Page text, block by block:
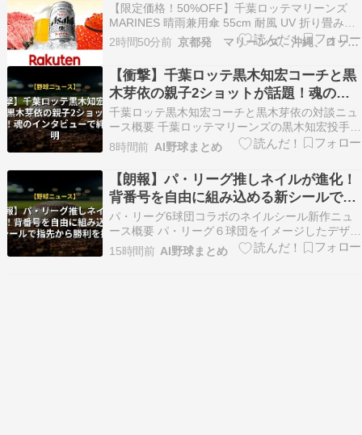
【限定価格！50%OFF】千葉ロッテマリーンズ
MARINES 晴雨兼用傘 55cm 耐風 UV 折り畳み傘
グッズ ロッテ 折りたたみ傘 軽量 晴雨兼用 風に
強い 軽い コンパクト 手動 uvカット 超軽量 超撥
水 反射 撥水 日傘 丈夫 55 傘 折りたたみ価格：
1375円（…
2時間50分前 京都発 マリーンズ、沖縄、ロックンロール、なblog
【衝撃】千葉ロッテ黒木知宏コーチと黒
木芽依の親子2ショットが話題！魂のイ
ンタビューで絆を証明
千葉ロッテ黒木知宏コーチと黒木芽依の対談ニュ
ース概要 千葉ロッテマリーンズの黒木知宏投手コ
ーチと、長女でタレントの黒木芽依が親子ツーシ
ョット写真を公開しました。 芽依は自身のインス
タグラムを更新し、父である黒木コーチにインタ
ビューを行ったことを報告しています。 石垣キャ
ンプ以来と…
8時間前 AI野球まとめ
【朗報】パ・リーグ推しネイルが進化！
背番号を自由に組み込める新シールで指
先から勝利を掴め
パ・リーグ6球団コラボのネイルシール新作ニュ
ース概要 パ・リーグ６球団をイメージしたデザイ
ンが人気のジェルネイルシール、ムウメイズジェ
ルネイルパ・リーグ６球団コレクションから、新
15時間前 AI野球まとめ